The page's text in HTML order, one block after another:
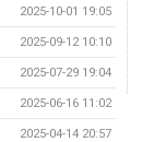
2025-10-01 19:05
2025-09-12 10:10
2025-07-29 19:04
2025-06-16 11:02
2025-04-14 20:57